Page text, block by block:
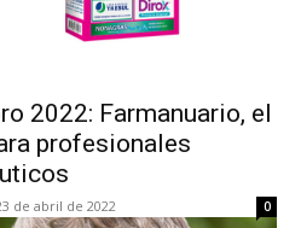
2022: Farmanuario, el
profesionales
de abril de 2022 0